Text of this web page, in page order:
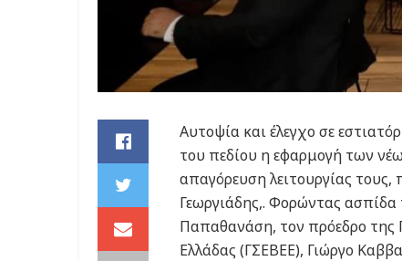
Αυτοψία και έλεγχο σε
του πεδίου η εφαρμογή των
απαγόρευση λειτουργίας
Γεωργιάδης,. Φορώντας
Παπαθανάση, τον πρόεδρο της
Ελλάδας (ΓΣΕΒΕΕ), Γιώργο